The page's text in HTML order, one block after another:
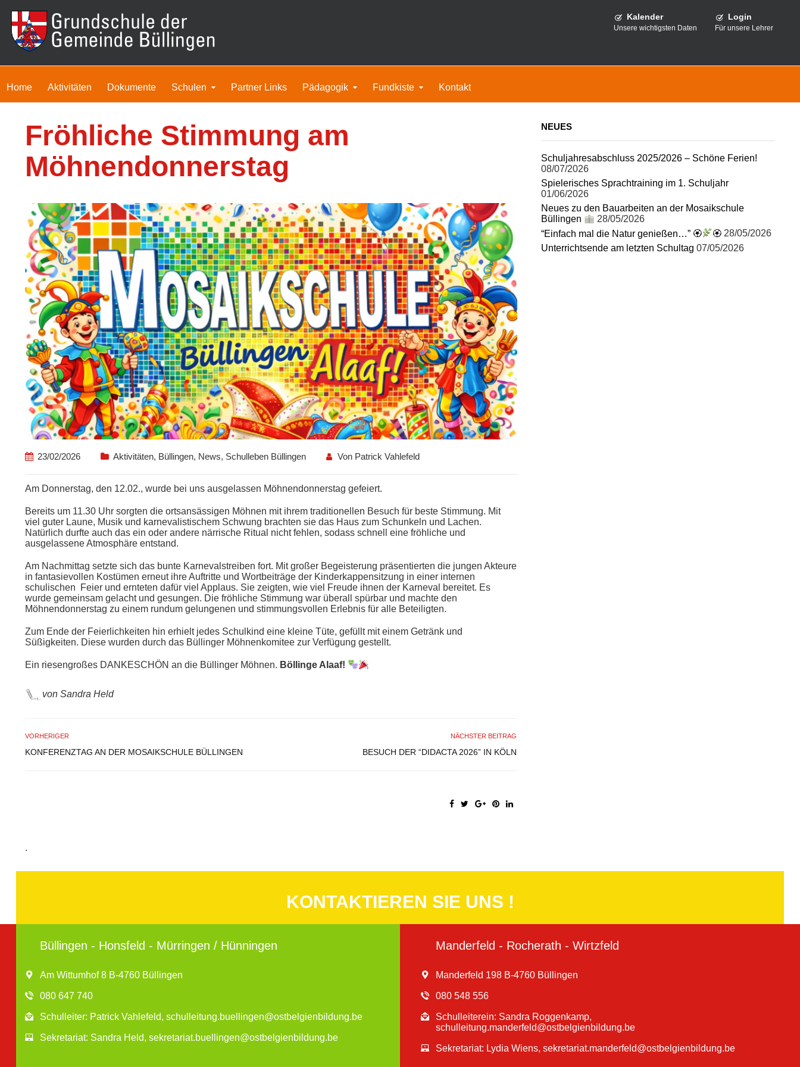
Login
Für unsere Lehrer
Kalender
Unsere wichtigsten Daten
Home Aktivitäten Dokumente Schulen Partner Links Pädagogik Fundkiste Kontakt
Fröhliche Stimmung am
Möhnendonnerstag
23/02/2026 Aktivitäten, Büllingen, News, Schulleben Büllingen Von Patrick Vahlefeld
Am Donnerstag, den 12.02., wurde bei uns ausgelassen Möhnendonnerstag gefeiert.
Bereits um 11.30 Uhr sorgten die ortsansässigen Möhnen mit ihrem traditionellen Besuch für beste Stimmung. Mit
viel guter Laune, Musik und karnevalistischem Schwung brachten sie das Haus zum Schunkeln und Lachen.
Natürlich durfte auch das ein oder andere närrische Ritual nicht fehlen, sodass schnell eine fröhliche und
ausgelassene Atmosphäre entstand.
Am Nachmittag setzte sich das bunte Karnevalstreiben fort. Mit großer Begeisterung präsentierten die jungen Akteure
in fantasievollen Kostümen erneut ihre Auftritte und Wortbeiträge der Kinderkappensitzung in einer internen
schulischen Feier und ernteten dafür viel Applaus. Sie zeigten, wie viel Freude ihnen der Karneval bereitet. Es
wurde gemeinsam gelacht und gesungen. Die fröhliche Stimmung war überall spürbar und machte den
Möhnendonnerstag zu einem rundum gelungenen und stimmungsvollen Erlebnis für alle Beteiligten.
Zum Ende der Feierlichkeiten hin erhielt jedes Schulkind eine kleine Tüte, gefüllt mit einem Getränk und
Süßigkeiten. Diese wurden durch das Büllinger Möhnenkomitee zur Verfügung gestellt.
Ein riesengroßes DANKESCHÖN an die Büllinger Möhnen. Böllinge Alaaf!
von Sandra Held
VORHERIGER
KONFERENZTAG AN DER MOSAIKSCHULE BÜLLINGEN
NÄCHSTER BEITRAG
BESUCH DER “DIDACTA 2026” IN KÖLN
.
NEUES
Schuljahresabschluss 2025/2026 – Schöne Ferien!
08/07/2026
Spielerisches Sprachtraining im 1. Schuljahr
01/06/2026
Neues zu den Bauarbeiten an der Mosaikschule
Büllingen
28/05/2026
“Einfach mal die Natur genießen…” 🏵
🏵 28/05/2026
Unterrichtsende am letzten Schultag 07/05/2026
KONTAKTIEREN SIE UNS !
Büllingen - Honsfeld - Mürringen / Hünningen
Am Wittumhof 8 B-4760 Büllingen
080 647 740
Schulleiter: Patrick Vahlefeld, schulleitung.buellingen@ostbelgienbildung.be
Sekretariat: Sandra Held, sekretariat.buellingen@ostbelgienbildung.be
Manderfeld - Rocherath - Wirtzfeld
Manderfeld 198 B-4760 Büllingen
080 548 556
Schulleiterein: Sandra Roggenkamp,
schulleitung.manderfeld@ostbelgienbildung.be
Sekretariat: Lydia Wiens, sekretariat.manderfeld@ostbelgienbildung.be